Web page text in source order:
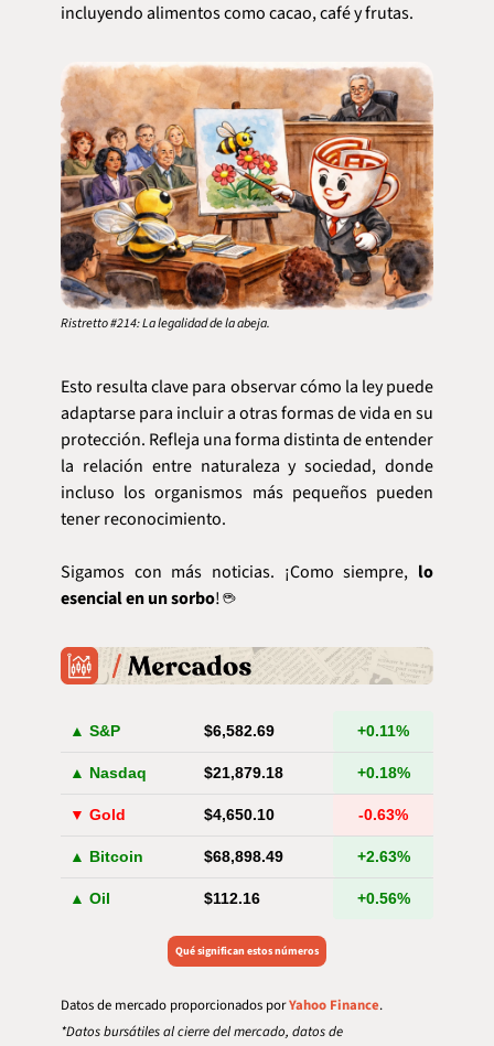
incluyendo alimentos como cacao, café y frutas.
Ristretto #214: La legalidad de la abeja.
Esto resulta clave para observar cómo la ley puede
adaptarse para incluir a otras formas de vida en su
protección. Refleja una forma distinta de entender
la relación entre naturaleza y sociedad, donde
incluso los organismos más pequeños pueden
tener reconocimiento.
Sigamos con más noticias. ¡Como siempre, lo
esencial en un sorbo! ☕️
▲ S&P $6,582.69 +0.11%
▲ Nasdaq $21,879.18 +0.18%
▼ Gold $4,650.10 -0.63%
▲ Bitcoin $68,898.49 +2.63%
▲ Oil $112.16 +0.56%
Qué significan estos números
Datos de mercado proporcionados por Yahoo Finance.
*Datos bursátiles al cierre del mercado, datos de